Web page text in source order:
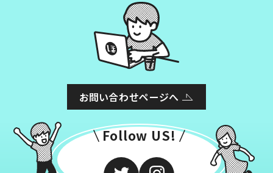
お問い合わせページへ
Follow US!